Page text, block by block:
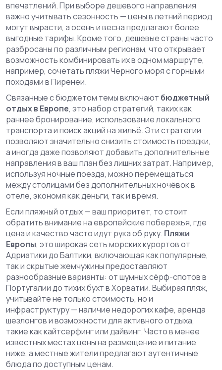
впечатлений. При выборе дешевого направления
важно учитывать сезонность — цены в летний период
могут вырасти, а осень и весна предлагают более
выгодные тарифы. Кроме того, дешевые страны часто
разбросаны по различным регионам, что открывает
возможность комбинировать их в одном маршруте,
например, сочетать пляжи Черного моря с горными
походами в Пиренеи.
Связанные с бюджетом темы включают бюджетный
отдых в Европе, это набор стратегий, таких как
раннее бронирование, использование локального
транспорта и поиск акций на жильё. Эти стратегии
позволяют значительно снизить стоимость поездки,
а иногда даже позволяют добавить дополнительные
направления в ваш план без лишних затрат. Например,
используя ночные поезда, можно перемещаться
между столицами без дополнительных ночёвок в
отеле, экономя как деньги, так и время.
Если пляжный отдых — ваш приоритет, то стоит
обратить внимание на европейские побережья, где
цена и качество часто идут рука об руку. Пляжи
Европы, это широкая сеть морских курортов от
Адриатики до Балтики, включающая как популярные,
так и скрытые жемчужиныпредоставляют
разнообразные варианты: от шумных сёрф-спотов в
Португалии до тихих бухт в Хорватии. Выбирая пляж,
учитывайте не только стоимость, но и
инфраструктуру — наличие недорогих кафе, аренда
шезлонгов и возможности для активного отдыха,
такие как кайтсерфинг или дайвинг. Часто в менее
известных местах цены на размещение и питание
ниже, а местные жители предлагают аутентичные
блюда по доступным ценам.